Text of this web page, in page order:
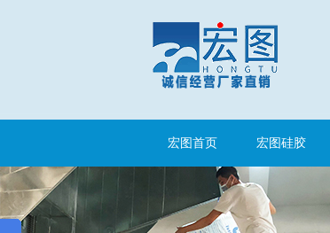
宏图首页 宏图硅胶
涂布硅胶
半透明模具硅胶